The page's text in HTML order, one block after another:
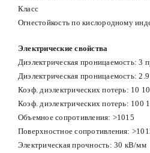
Класс
Огнестойкость по кислородному
Электрические свойства
Диэлектрическая проницаемость: 3
Диэлектрическая проницаемость:
Коэф. диэлектрических потерь: 10
Коэф. диэлектрических потерь:
Объемное сопротивления: >1015
Поверхностное сопротивления:
Электрическая прочность: 30 кВ/мм